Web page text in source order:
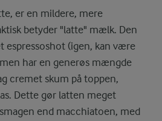
er en mildere, mere
betyder "latte" mælk. Den
espressoshot (igen, kan være
har en generøs mængde
cremet skum på toppen,
Dette gør latten meget
end macchiatoen, med